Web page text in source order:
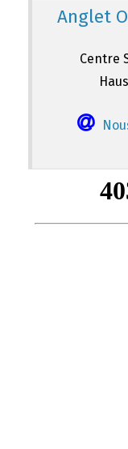
Anglet
Centre